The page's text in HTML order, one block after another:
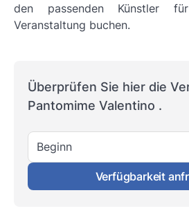
den passenden Künstler
Veranstaltung buchen.
Überprüfen Sie hier die
Pantomime Valentino .
Beginn
Verfügbarkeit